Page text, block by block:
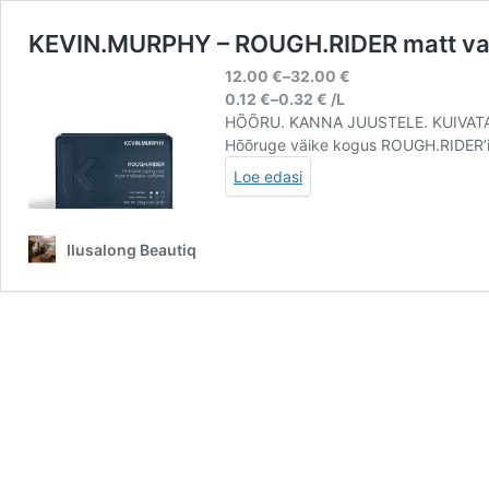
KEVIN.MURPHY – ROUGH.RIDER matt
12.00 €–32.00 €
0.12 €–0.32 € /L
HÕÕRU. KANNA JUUSTELE.
Hõõruge väike kogus
Loe edasi
Ilusalong Beautiq